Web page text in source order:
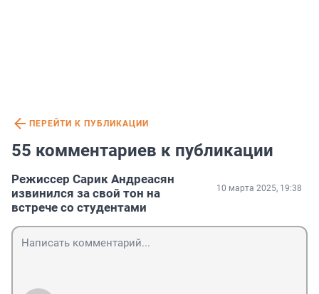
ПЕРЕЙТИ К ПУБЛИКАЦИИ
55 комментариев к публикации
Режиссер Сарик Андреасян
извинился за свой тон на
встрече со студентами
10 марта 2025, 19:38